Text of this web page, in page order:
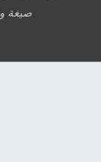
صيغة